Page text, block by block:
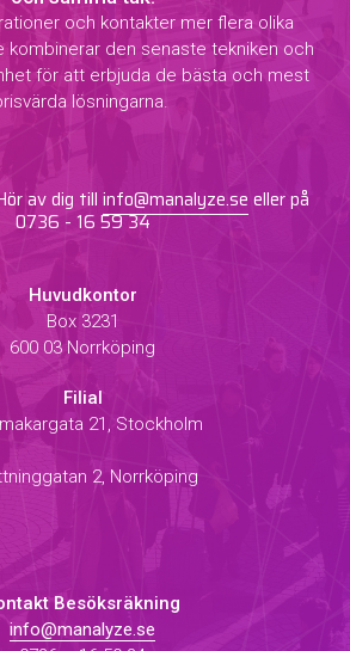
och kontakter mer flera olika
kombinerar den senaste tekniken och
för att erbjuda de bästa och mest
lösningarna.
av dig till info@manalyze.se eller på
0736 - 16 59 34
Huvudkontor
Box 3231
600 03 Norrköping
Filial
21, Stockholm
2, Norrköping
Besöksräkning
info@manalyze.se